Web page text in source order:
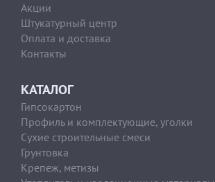
Акции
Штукатурный центр
Оплата и доставка
Контакты
КАТАЛОГ
Гипсокартон
Профиль и комплектующие, уголки
Сухие строительные смеси
Грунтовка
Крепеж, метизы